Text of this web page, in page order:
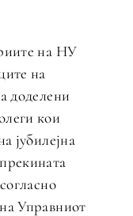
на НУ
на
доделени
кои
јубилејна
Управниот